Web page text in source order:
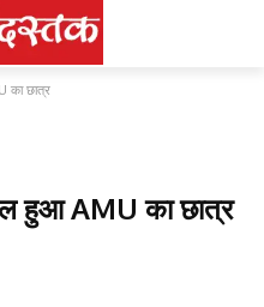
का छात्र
हुआ AMU का छात्र